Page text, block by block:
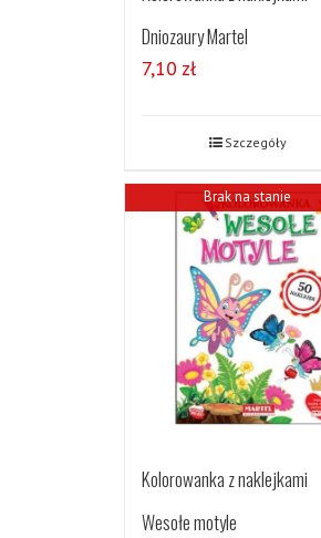
Dniozaury Martel
7,10 zł
Szczegóły
Brak na stanie
Kolorowanka z naklejkami
Wesołe motyle